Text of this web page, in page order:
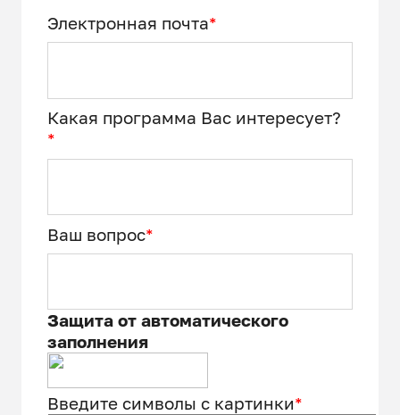
Электронная почта*
Какая программа Вас интересует?
*
Ваш вопрос*
Защита от автоматического
заполнения
Введите символы с картинки*